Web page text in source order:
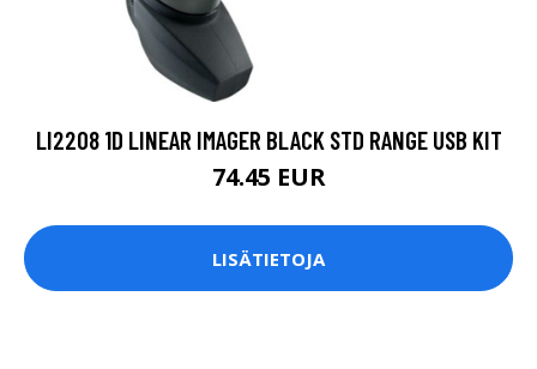
LI2208 1D LINEAR IMAGER BLACK STD RANGE USB KIT
74.45 EUR
LISÄTIETOJA